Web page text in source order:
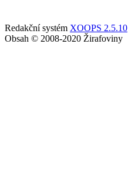
Redakční systém XOOPS 2.5.10
Obsah © 2008-2020 Žirafoviny